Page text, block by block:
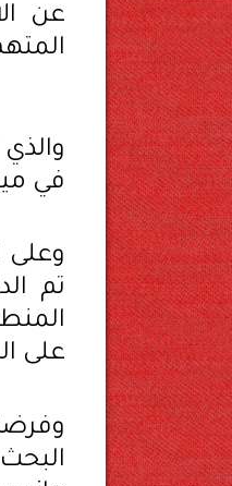
عن
في
وعلى
تم
على